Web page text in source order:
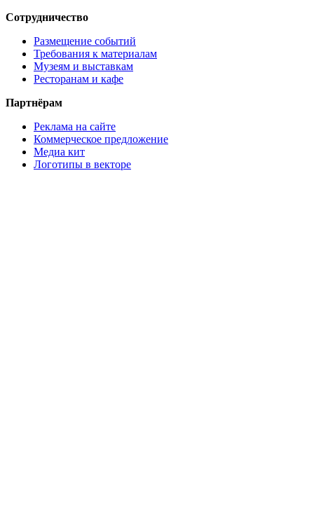
Сотрудничество
Размещение событий
Требования к материалам
Музеям и выставкам
Ресторанам и кафе
Партнёрам
Реклама на сайте
Коммерческое предложение
Медиа кит
Логотипы в векторе